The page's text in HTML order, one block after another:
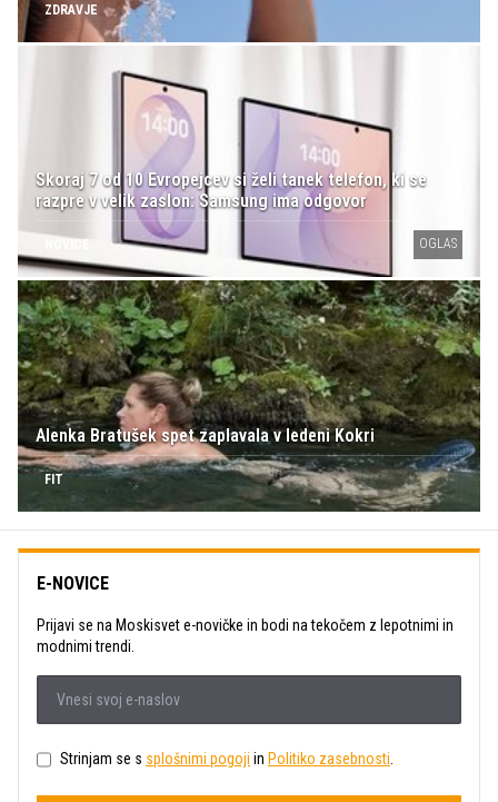
ZDRAVJE
Skoraj 7 od 10 Evropejcev si želi tanek telefon, ki se
razpre v velik zaslon: Samsung ima odgovor
NOVICE OGLAS
Alenka Bratušek spet zaplavala v ledeni Kokri
FIT
E-NOVICE
Prijavi se na Moskisvet e-novičke in bodi na tekočem z lepotnimi in
modnimi trendi.
Strinjam se s splošnimi pogoji in Politiko zasebnosti.